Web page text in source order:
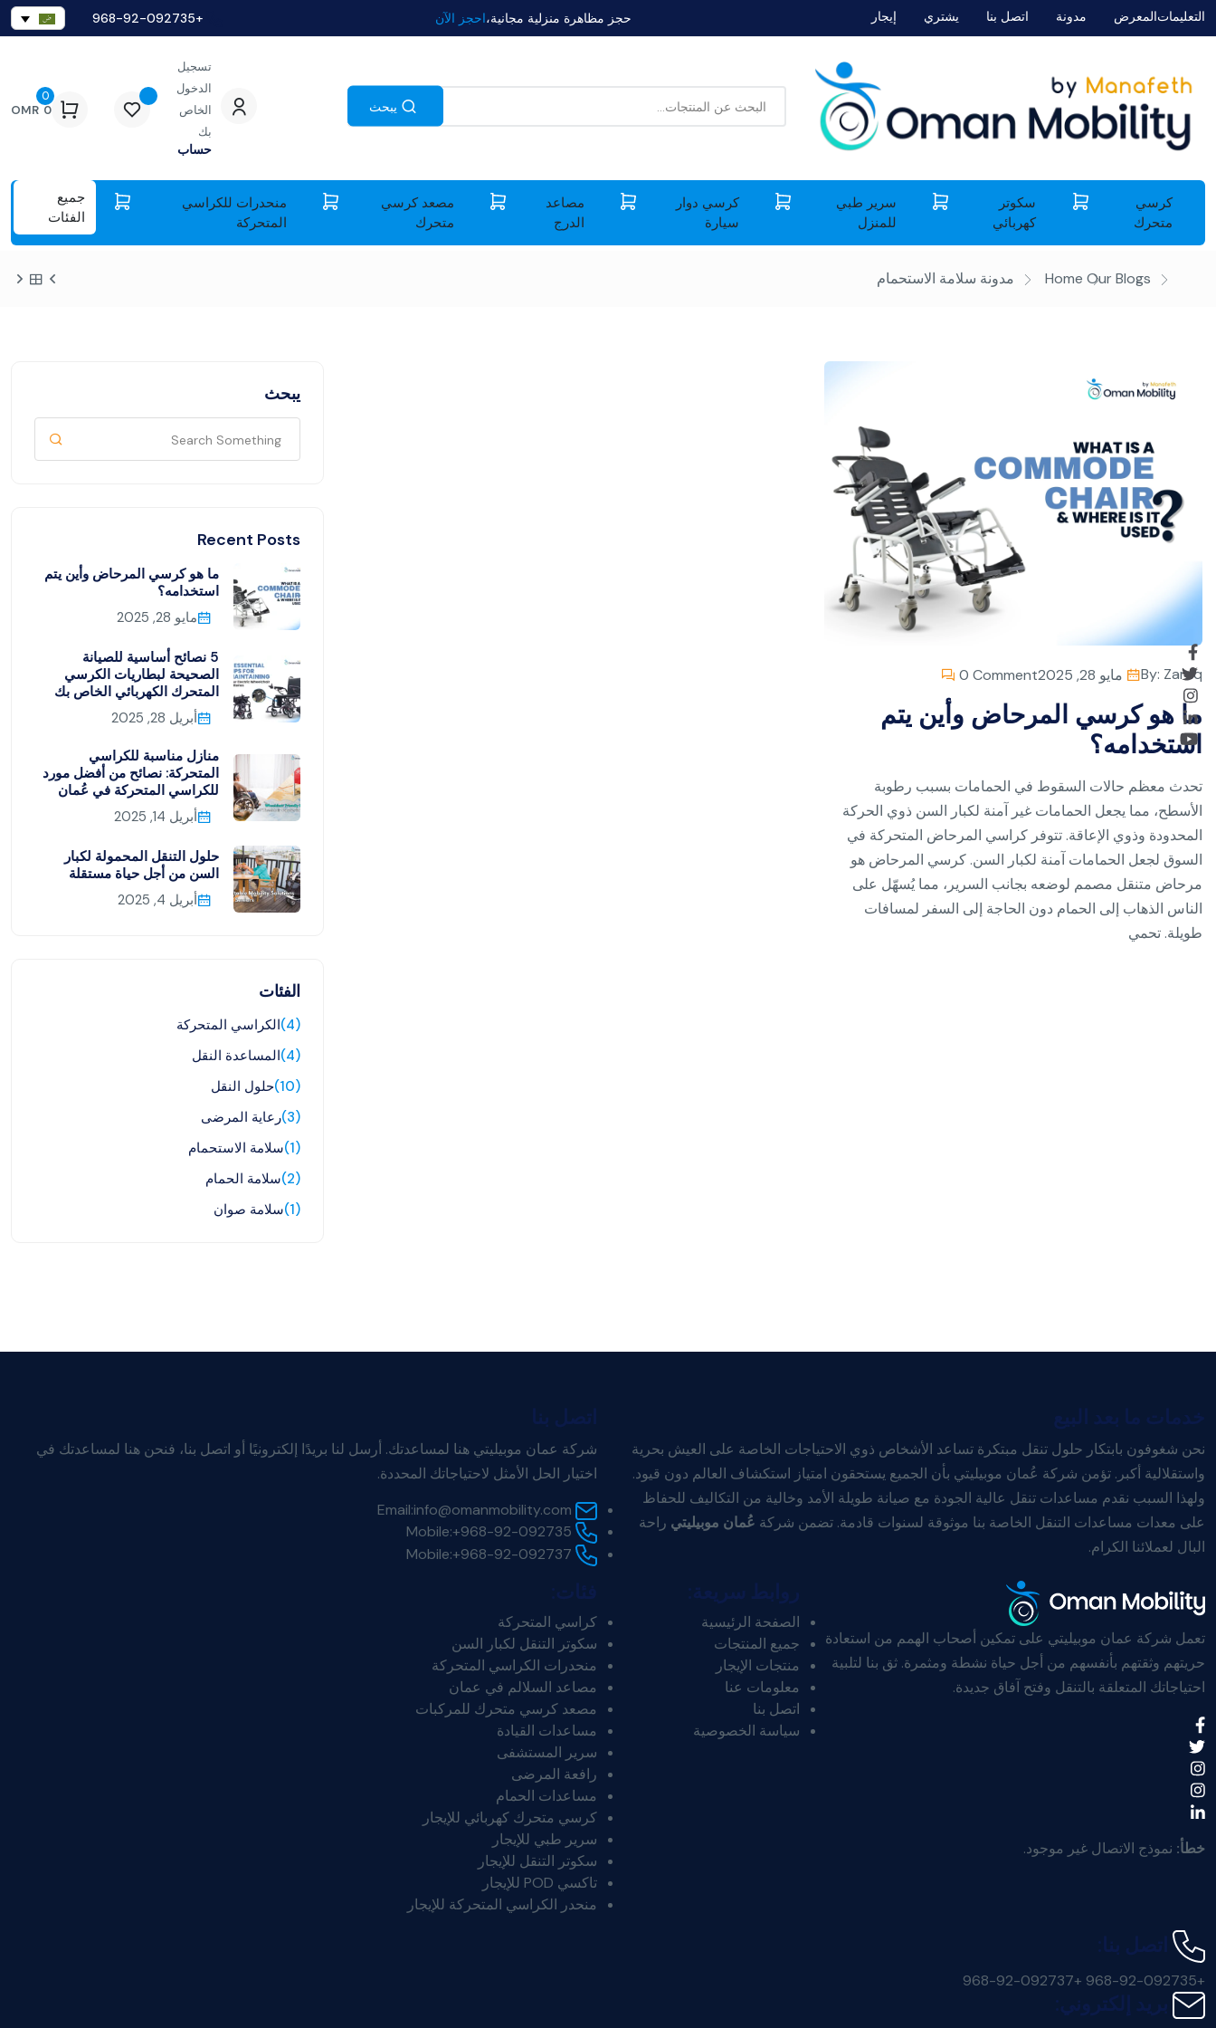
التعليماتالمعرض مدونة اتصل بنا يشتري إيجار حجز مظاهرة منزلية مجانية،احجز الآن +968-92-092735
يبحث
تسجيل
الدخول
الخاص
بك
حساب
0
OMR 0
كرسي
متحرك
سكوتر
كهربائي
سرير طبي
للمنزل
كرسي دوار
سيارة
مصاعد
الدرج
مصعد كرسي
متحرك
منحدرات للكراسي
المتحركة
جميع
الفئات
Home Our Blogs مدونة سلامة الاستحمام
By: Zaraq مايو 28, 2025 0 Comment
ما هو كرسي المرحاض وأين يتم
استخدامه؟
تحدث معظم حالات السقوط في الحمامات بسبب رطوبة
الأسطح، مما يجعل الحمامات غير آمنة لكبار السن ذوي الحركة
المحدودة وذوي الإعاقة. تتوفر كراسي المرحاض المتحركة في
السوق لجعل الحمامات آمنة لكبار السن. كرسي المرحاض هو
مرحاض متنقل مصمم لوضعه بجانب السرير، مما يُسهّل على
الناس الذهاب إلى الحمام دون الحاجة إلى السفر لمسافات
طويلة. تحمي
يبحث
Recent Posts
ما هو كرسي المرحاض وأين يتم
استخدامه؟
مايو 28, 2025
5 نصائح أساسية للصيانة
الصحيحة لبطاريات الكرسي
المتحرك الكهربائي الخاص بك
أبريل 28, 2025
منازل مناسبة للكراسي
المتحركة: نصائح من أفضل مورد
للكراسي المتحركة في عُمان
أبريل 14, 2025
حلول التنقل المحمولة لكبار
السن من أجل حياة مستقلة
أبريل 4, 2025
الفئات
الكراسي المتحركة
(4)
المساعدة النقل
(4)
حلول النقل
(10)
رعاية المرضى
(3)
سلامة الاستحمام
(1)
سلامة الحمام
(2)
سلامة صوان
(1)
خدمات ما بعد البيع
نحن شغوفون بابتكار حلول تنقل مبتكرة تساعد الأشخاص ذوي الاحتياجات الخاصة على العيش بحرية
واستقلالية أكبر. تؤمن شركة عُمان موبيليتي بأن الجميع يستحقون امتياز استكشاف العالم دون قيود.
ولهذا السبب نقدم مساعدات تنقل عالية الجودة مع صيانة طويلة الأمد وخالية من التكاليف للحفاظ
على معدات مساعدات التنقل الخاصة بنا موثوقة لسنوات قادمة. تضمن شركة عُمان موبيليتي راحة
البال لعملائنا الكرام.
اتصل بنا
شركة عمان موبيليتي هنا لمساعدتك. أرسل لنا بريدًا إلكترونيًا أو اتصل بنا، فنحن هنا لمساعدتك في
اختيار الحل الأمثل لاحتياجاتك المحددة.
Email:info@omanmobility.com
Mobile:+968-92-092735
Mobile:+968-92-092737
تعمل شركة عمان موبيليتي على تمكين أصحاب الهمم من استعادة
حريتهم وثقتهم بأنفسهم من أجل حياة نشطة ومثمرة. ثق بنا لتلبية
احتياجاتك المتعلقة بالتنقل وفتح آفاق جديدة.
خطأ: نموذج الاتصال غير موجود.
روابط سريعة:
الصفحة الرئيسية
جميع المنتجات
منتجات الإيجار
معلومات عنا
اتصل بنا
سياسة الخصوصية
كراسي المتحركة
سكوتر التنقل لكبار السن
منحدرات الكراسي المتحركة
مصاعد السلالم في عمان
مصعد كرسي متحرك للمركبات
مساعدات القيادة
سرير المستشفى
رافعة المرضى
مساعدات الحمام
كرسي متحرك كهربائي للإيجار
سرير طبي للإيجار
سكوتر التنقل للإيجار
تاكسي POD للإيجار
منحدر الكراسي المتحركة للإيجار
اتصل بنا:
+968-92-092735
+968-92-092737
بريد إلكتروني: